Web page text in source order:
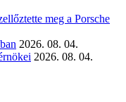
meg a Porsche
2026. 08. 04.
2026. 08. 04.